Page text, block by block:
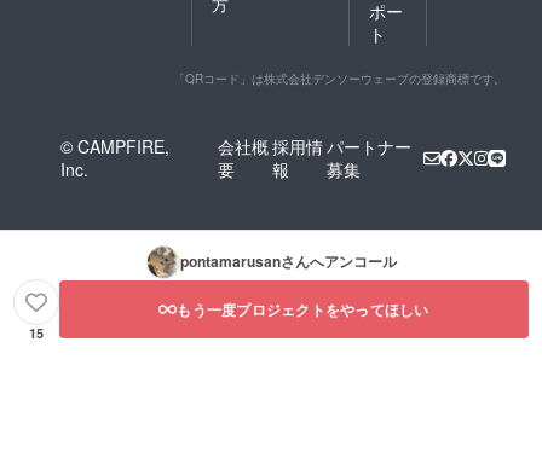
ポー
ト
「QRコード」は株式会社デンソーウェーブの登録商標です。
© CAMPFIRE,
Inc.
会社概
要
採用情
報
パートナー
募集
pontamarusanさんへアンコール
15
もう一度プロジェクトをやってほしい